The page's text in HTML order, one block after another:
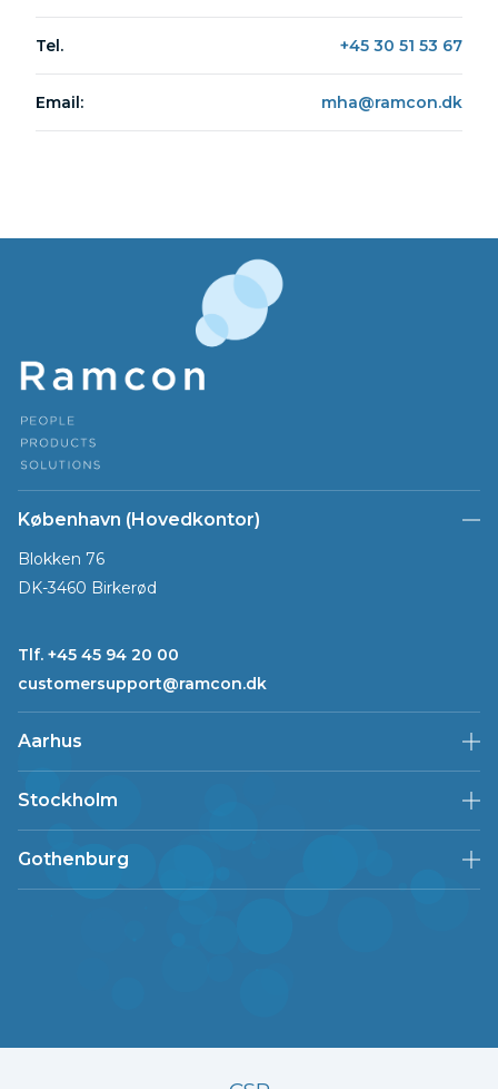
Tel. +45 30 51 53 67
Email: mha@ramcon.dk
København (Hovedkontor)
Blokken 76
DK-3460 Birkerød
Tlf. +45 45 94 20 00
customersupport@ramcon.dk
Aarhus
Stockholm
Gothenburg